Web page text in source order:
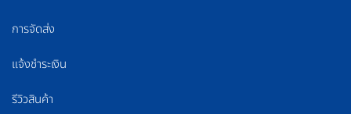
การจัดส่ง
แจ้งชำระเงิน
รีวิวสินค้า